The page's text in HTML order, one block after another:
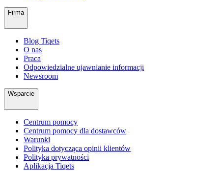
Firma
Blog Tiqets
O nas
Praca
Odpowiedzialne ujawnianie informacji
Newsroom
Wsparcie
Centrum pomocy
Centrum pomocy dla dostawców
Warunki
Polityka dotycząca opinii klientów
Polityka prywatności
Aplikacja Tiqets